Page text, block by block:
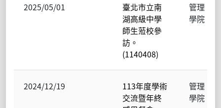
2025/05/01
臺北市立南
湖高級中學
師生蒞校參
訪。
(1140408)
管理
學院
2024/12/19
113年度學術
交流暨年終
管理
學院